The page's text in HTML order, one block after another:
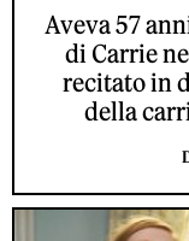
Aveva 57
di Carrie
recitato in
della